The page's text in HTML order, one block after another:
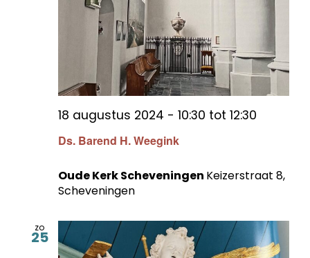
Ds. Barend H. Weegink
18 augustus 2024 - 10:30 tot 12:30
Oude Kerk Scheveningen Keizerstraat 8,
Scheveningen
zo
25